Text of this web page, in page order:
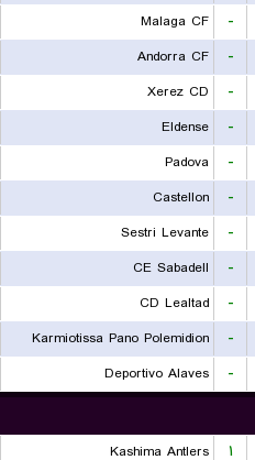
-
Malaga CF
-
Andorra CF
-
Xerez CD
-
Eldense
-
Padova
-
Castellon
-
Sestri Levante
-
CE Sabadell
-
CD Lealtad
-
Karmiotissa Pano Polemidion
-
Deportivo Alaves
۱
Kashima Antlers